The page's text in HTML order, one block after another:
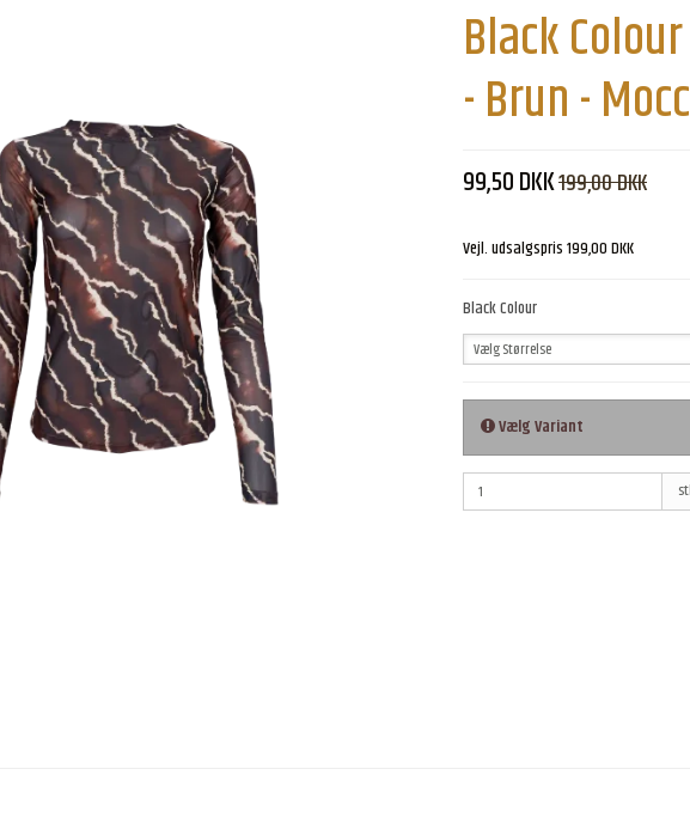
Black
- Brun -
99,50 DKK199,00 DKK
Vejl. udsalgspris 199,00 DKK
Black Colour
Vælg Størrelse
Vælg Variant